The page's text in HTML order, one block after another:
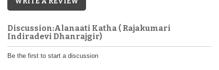
Discussion:Alanaati Katha ( Rajakumari
Indiradevi Dhanrajgir)
Be the first to start a discussion